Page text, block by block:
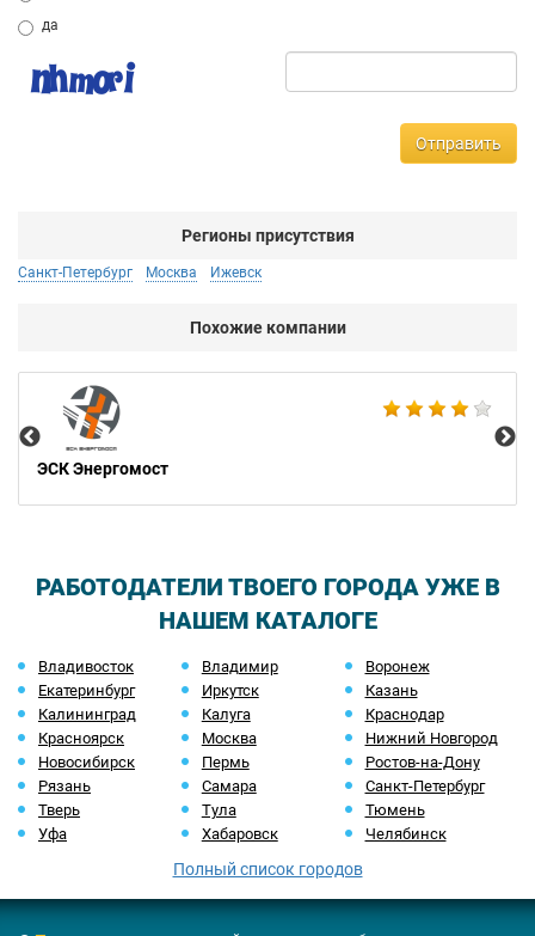
да
Отправить
Регионы присутствия
Санкт-Петербург Москва Ижевск
Похожие компании
ЭСК Энергомост
РАБОТОДАТЕЛИ ТВОЕГО ГОРОДА УЖЕ В
НАШЕМ КАТАЛОГЕ
Владивосток Владимир
Воронеж
Екатеринбург
Иркутск
Казань
Калининград
Калуга
Краснодар
Красноярск
Москва
Нижний Новгород
Новосибирск
Пермь
Ростов-на-Дону
Рязань
Самара
Санкт-Петербург
Тверь
Тула
Тюмень
Уфа
Хабаровск Челябинск
Полный список городов